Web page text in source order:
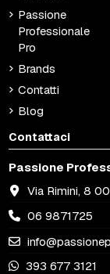
Passione
Professionale
Pro
Brands
Contatti
Blog
Contattaci
Passione
Via Rimini, 8
06 9871725
393 677 3121